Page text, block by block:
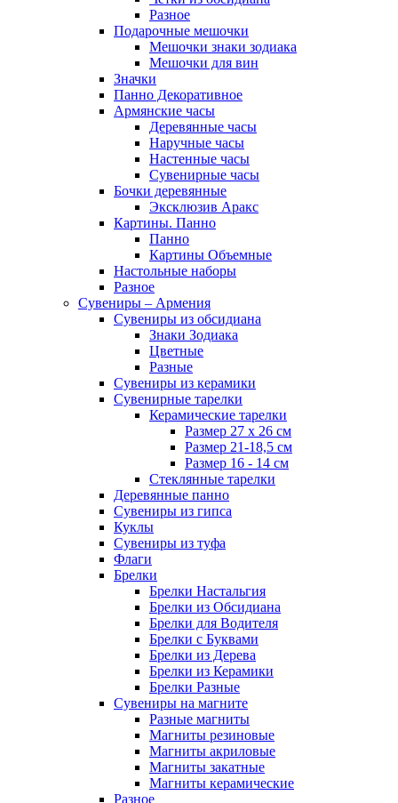
Разное
Подарочные мешочки
Мешочки знаки зодиака
Мешочки для вин
Значки
Панно Декоративное
Армянские часы
Деревянные часы
Наручные часы
Настенные часы
Сувенирные часы
Бочки деревянные
Эксклюзив Аракс
Картины. Панно
Панно
Картины Объемные
Настольные наборы
Разное
Сувениры – Армения
Сувениры из обсидиана
Знаки Зодиака
Цветные
Разные
Сувениры из керамики
Сувенирные тарелки
Керамические тарелки
Размер 27 х 26 см
Размер 21-18,5 см
Размер 16 - 14 см
Стеклянные тарелки
Деревянные панно
Сувениры из гипса
Куклы
Сувениры из туфа
Флаги
Брелки
Брелки Настальгия
Брелки из Обсидиана
Брелки для Водителя
Брелки с Буквами
Брелки из Дерева
Брелки из Керамики
Брелки Разные
Сувениры на магните
Разные магниты
Магниты резиновые
Магниты акриловые
Магниты закатные
Магниты керамические
Разное